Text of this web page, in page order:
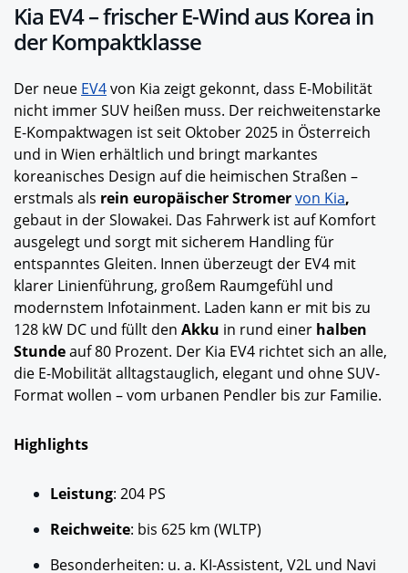
Kia EV4 – frischer E-Wind aus Korea in
der Kompaktklasse
Der neue EV4von Kia zeigt gekonnt, dass E-Mobilität
nicht immer SUV heißen muss. Der reichweitenstarke
E-Kompaktwagen ist seit Oktober 2025 in Österreich
und in Wien erhältlich und bringt markantes
koreanisches Design auf die heimischen Straßen –
erstmals als rein europäischer Stromervon Kia,
gebaut in der Slowakei. Das Fahrwerk ist auf Komfort
ausgelegt und sorgt mit sicherem Handling für
entspanntes Gleiten. Innen überzeugt der EV4 mit
klarer Linienführung, großem Raumgefühl und
modernstem Infotainment. Laden kann er mit bis zu
128 kW DC und füllt den Akku in rund einer halben
Stundeauf 80 Prozent. Der Kia EV4 richtet sich an alle,
die E-Mobilität alltagstauglich, elegant und ohne SUV-
Format wollen – vom urbanen Pendler bis zur Familie.
Highlights
Leistung: 204 PS
Reichweite: bis 625 km (WLTP)
Besonderheiten: u. a. KI-Assistent, V2L und Navi